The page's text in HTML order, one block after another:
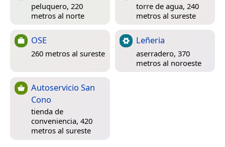
peluquero, 220
metros al norte
torre de agua, 240
metros al sureste
OSE
260 metros al sureste
Leñeria
aserradero, 370
metros al noroeste
Autoservicio San
Cono
tienda de
conveniencia, 420
metros al sureste